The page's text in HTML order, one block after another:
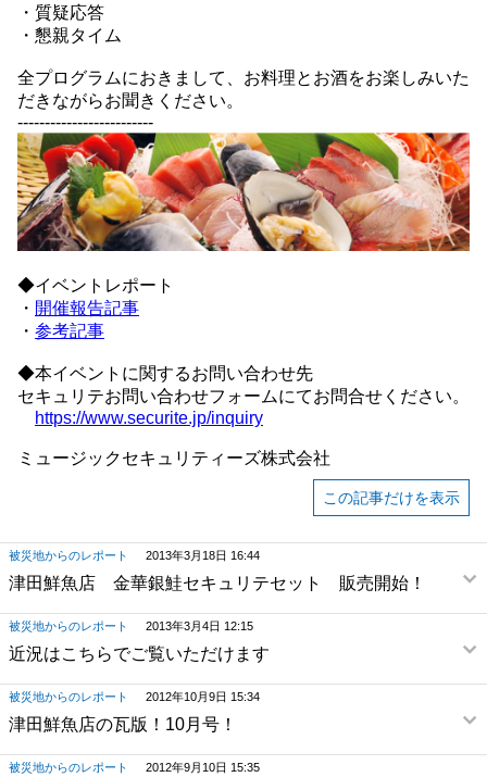
・質疑応答
・懇親タイム
全プログラムにおきまして、お料理とお酒をお楽しみいた
だきながらお聞きください。
-------------------------
◆イベントレポート
・ 開催報告記事
・ 参考記事
◆本イベントに関するお問い合わせ先
セキュリテお問い合わせフォームにてお問合せください。
https://www.securite.jp/inquiry
ミュージックセキュリティーズ株式会社
この記事だけを表示
被災地からのレポート 2013年3月18日 16:44
津田鮮魚店 金華銀鮭セキュリテセット 販売開始！
被災地からのレポート 2013年3月4日 12:15
近況はこちらでご覧いただけます
被災地からのレポート 2012年10月9日 15:34
津田鮮魚店の瓦版！10月号！
被災地からのレポート 2012年9月10日 15:35